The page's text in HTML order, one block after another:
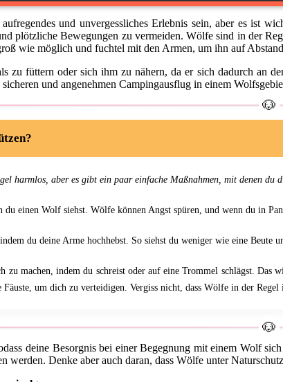
und unvergessliches Erlebnis sein, aber es ist
plötzliche Bewegungen zu vermeiden. Wölfe sind in der
wie möglich und fuchtel mit den Armen, um ihn auf
zu füttern oder sich ihm zu nähern, da er sich dadurch an
und angenehmen Campingausflug in einem
harmlos, aber es gibt ein paar einfache Maßnahmen, mit denen du
du einen Wolf siehst. Wölfe können Angst spüren, und wenn du in
du deine Arme hochhebst. So siehst du weniger wie eine Beute
zu machen, indem du schreist oder auf eine Trommel schlägst.
Fäuste, um dich zu verteidigen. Vergiss nicht, dass Wölfe in der
deine Besorgnis bei einer Begegnung mit einem Wolf
werden. Denke aber auch daran, dass Wölfe unter